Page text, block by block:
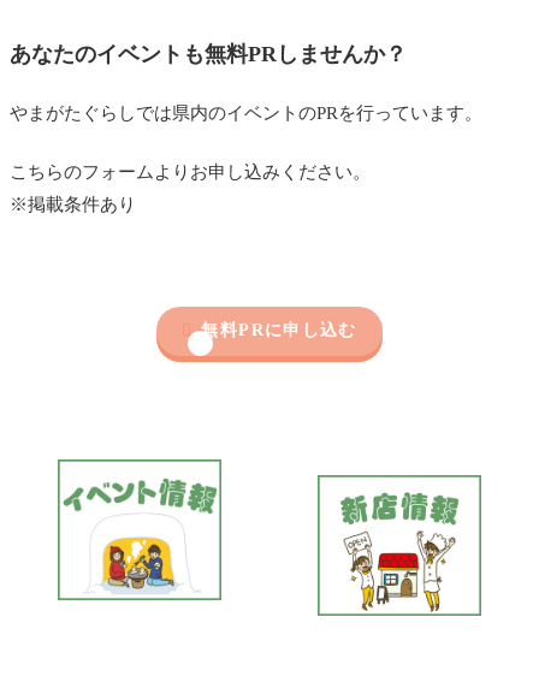
あなたのイベントも無料PRしませんか？
やまがたぐらしでは県内のイベントのPRを行っています。
こちらのフォームよりお申し込みください。
※掲載条件あり
 無料PRに申し込む